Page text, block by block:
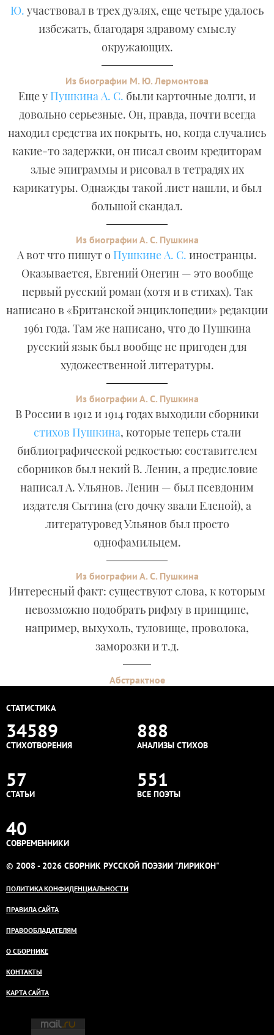
Ю. участвовал в трех дуэлях, еще четыре удалось
избежать, благодаря здравому смыслу
окружающих.
Из биографии М. Ю. Лермонтова
Еще у Пушкина А. С. были карточные долги, и
довольно серьезные. Он, правда, почти всегда
находил средства их покрыть, но, когда случались
какие-то задержки, он писал своим кредиторам
злые эпиграммы и рисовал в тетрадях их
карикатуры. Однажды такой лист нашли, и был
большой скандал.
Из биографии А. С. Пушкина
А вот что пишут о Пушкине А. С. иностранцы.
Оказывается, Евгений Онегин — это вообще
первый русский роман (хотя и в стихах). Так
написано в «Британской энциклопедии» редакции
1961 года. Там же написано, что до Пушкина
русский язык был вообще не пригоден для
художественной литературы.
Из биографии А. С. Пушкина
В России в 1912 и 1914 годах выходили сборники
стихов Пушкина, которые теперь стали
библиографической редкостью: составителем
сборников был некий В. Ленин, а предисловие
написал А. Ульянов. Ленин — был псевдоним
издателя Сытина (его дочку звали Еленой), а
литературовед Ульянов был просто
однофамильцем.
Из биографии А. С. Пушкина
Интересный факт: существуют слова, к которым
невозможно подобрать рифму в принципе,
например, выхухоль, туловище, проволока,
заморозки и т.д.
Абстрактное
СТАТИСТИКА
34589
СТИХОТВОРЕНИЯ
888
АНАЛИЗЫ СТИХОВ
57
СТАТЬИ
551
ВСЕ ПОЭТЫ
40
СОВРЕМЕННИКИ
© 2008 - 2026 СБОРНИК РУССКОЙ ПОЭЗИИ "ЛИРИКОН"
ПОЛИТИКА КОНФИДЕНЦИАЛЬНОСТИ
ПРАВИЛА САЙТА
ПРАВООБЛАДАТЕЛЯМ
О СБОРНИКЕ
КОНТАКТЫ
КАРТА САЙТА